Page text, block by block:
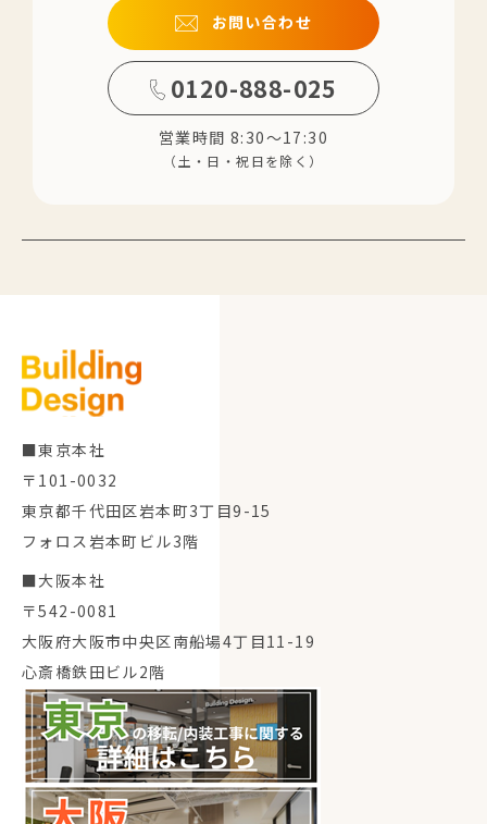
お問い合わせ
0120-888-025
営業時間 8:30～17:30
（土・日・祝日を除く）
■東京本社
〒101-0032
東京都千代田区岩本町3丁目9-15
フォロス岩本町ビル3階
■大阪本社
〒542-0081
大阪府大阪市中央区南船場4丁目11-19
心斎橋鉄田ビル2階